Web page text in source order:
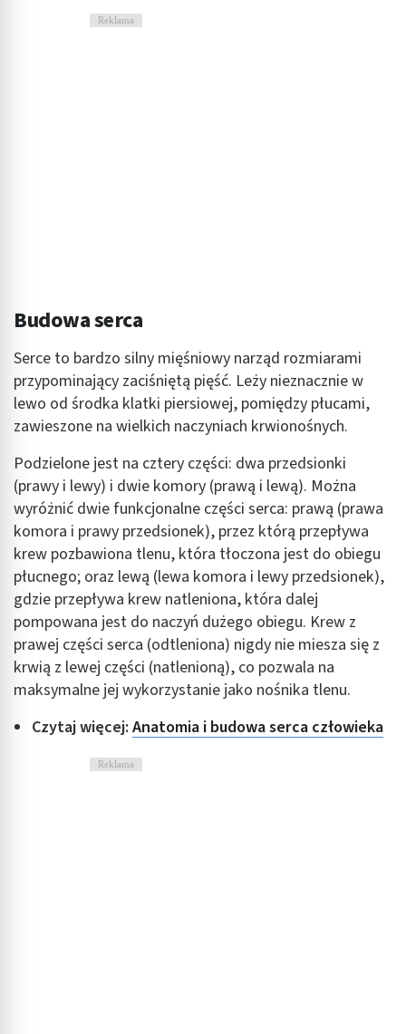
Reklama
Budowa serca
Serce to bardzo silny mięśniowy narząd rozmiarami
przypominający zaciśniętą pięść. Leży nieznacznie w
lewo od środka klatki piersiowej, pomiędzy płucami,
zawieszone na wielkich naczyniach krwionośnych.
Podzielone jest na cztery części: dwa przedsionki
(prawy i lewy) i dwie komory (prawą i lewą). Można
wyróżnić dwie funkcjonalne części serca: prawą (prawa
komora i prawy przedsionek), przez którą przepływa
krew pozbawiona tlenu, która tłoczona jest do obiegu
płucnego; oraz lewą (lewa komora i lewy przedsionek),
gdzie przepływa krew natleniona, która dalej
pompowana jest do naczyń dużego obiegu. Krew z
prawej części serca (odtleniona) nigdy nie miesza się z
krwią z lewej części (natlenioną), co pozwala na
maksymalne jej wykorzystanie jako nośnika tlenu.
Czytaj więcej:Anatomia i budowa serca człowieka
Reklama